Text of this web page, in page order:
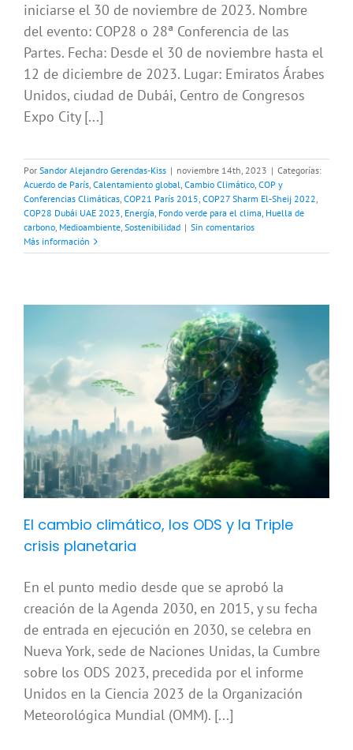
iniciarse el 30 de noviembre de 2023. Nombre
del evento: COP28 o 28ª Conferencia de las
Partes. Fecha: Desde el 30 de noviembre hasta el
12 de diciembre de 2023. Lugar: Emiratos Árabes
Unidos, ciudad de Dubái, Centro de Congresos
Expo City [...]
Por Sandor Alejandro Gerendas-Kiss | noviembre 14th, 2023 | Categorías:
Acuerdo de París, Calentamiento global, Cambio Climático, COP y
Conferencias Climáticas, COP21 París 2015, COP27 Sharm El-Sheij 2022,
COP28 Dubái UAE 2023, Energía, Fondo verde para el clima, Huella de
carbono, Medioambiente, Sostenibilidad | Sin comentarios
Más información
El cambio climático, los ODS y la Triple
crisis planetaria
En el punto medio desde que se aprobó la
creación de la Agenda 2030, en 2015, y su fecha
de entrada en ejecución en 2030, se celebra en
Nueva York, sede de Naciones Unidas, la Cumbre
sobre los ODS 2023, precedida por el informe
Unidos en la Ciencia 2023 de la Organización
Meteorológica Mundial (OMM). [...]